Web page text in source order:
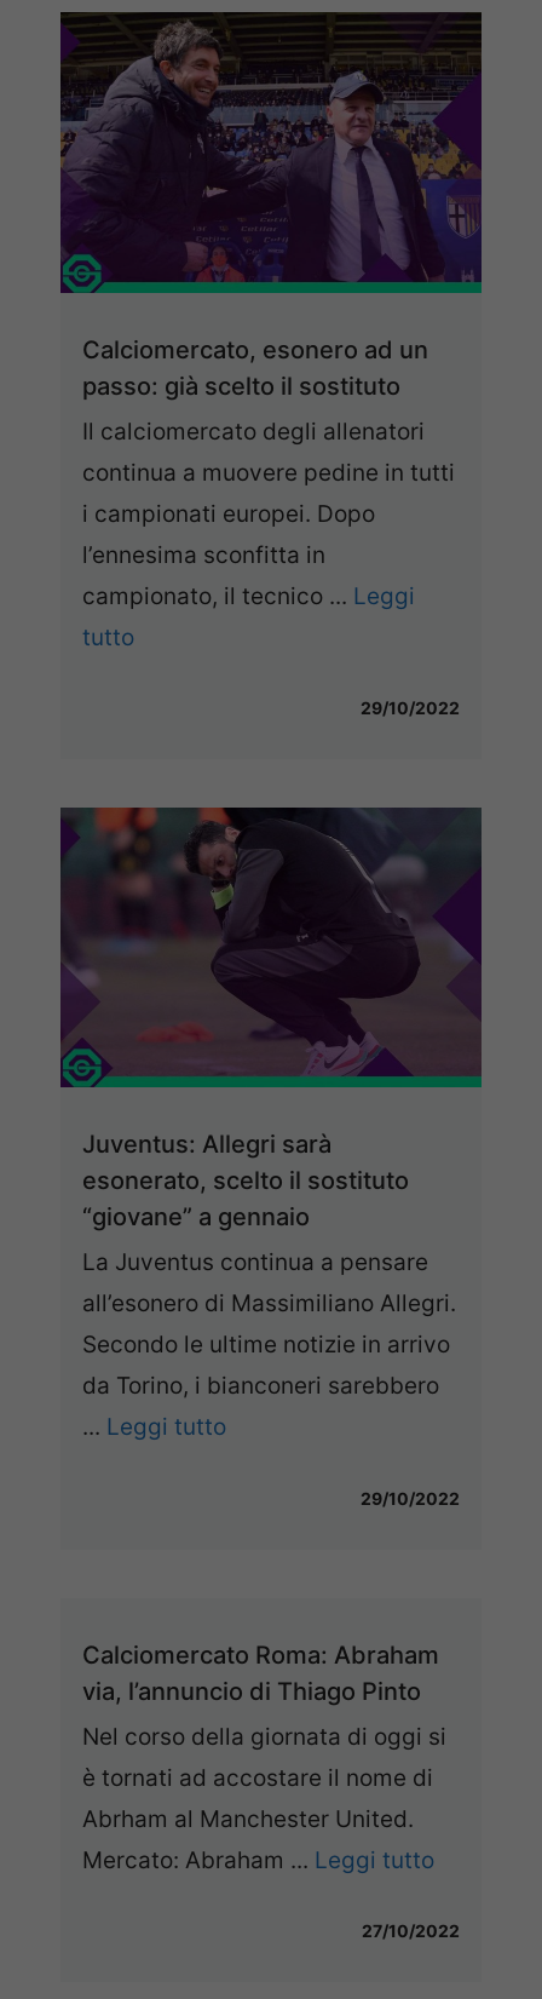
Calciomercato, esonero ad un
passo: già scelto il sostituto
Il calciomercato degli allenatori
continua a muovere pedine in tutti
i campionati europei. Dopo
l’ennesima sconfitta in
campionato, il tecnico ... Leggi
tutto
29/10/2022
Juventus: Allegri sarà
esonerato, scelto il sostituto
“giovane” a gennaio
La Juventus continua a pensare
all’esonero di Massimiliano Allegri.
Secondo le ultime notizie in arrivo
da Torino, i bianconeri sarebbero
... Leggi tutto
29/10/2022
Calciomercato Roma: Abraham
via, l’annuncio di Thiago Pinto
Nel corso della giornata di oggi si
è tornati ad accostare il nome di
Abrham al Manchester United.
Mercato: Abraham ... Leggi tutto
27/10/2022